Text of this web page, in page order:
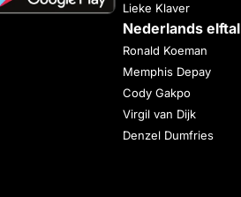
Lieke Klaver
Nederlands elftal
Ronald Koeman
Memphis Depay
Cody Gakpo
Virgil van Dijk
Denzel Dumfries